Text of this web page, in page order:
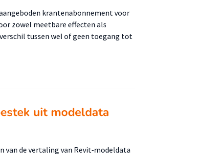
krantenabonnement voor
zowel meetbare effecten als
tussen wel of geen toegang tot
uit modeldata
de vertaling van Revit‑modeldata